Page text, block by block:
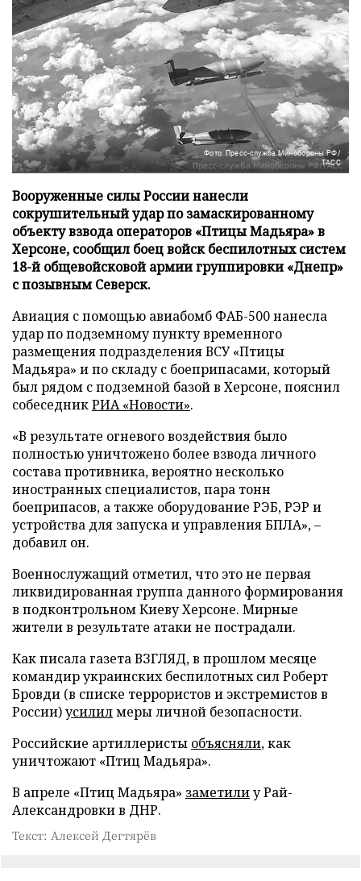
Фото: Пресс-служба Минобороны РФ/
ТАСС
Вооруженные силы России нанесли
сокрушительный удар по замаскированному
объекту взвода операторов «Птицы Мадьяра» в
Херсоне, сообщил боец войск беспилотных систем
18-й общевойсковой армии группировки «Днепр»
с позывным Северск.
Авиация с помощью авиабомб ФАБ-500 нанесла
удар по подземному пункту временного
размещения подразделения ВСУ «Птицы
Мадьяра» и по складу с боеприпасами, который
был рядом с подземной базой в Херсоне, пояснил
собеседникРИА «Новости».
«В результате огневого воздействия было
полностью уничтожено более взвода личного
состава противника, вероятно несколько
иностранных специалистов, пара тонн
боеприпасов, а также оборудование РЭБ, РЭР и
устройства для запуска и управления БПЛА», –
добавил он.
Военнослужащий отметил, что это не первая
ликвидированная группа данного формирования
в подконтрольном Киеву Херсоне. Мирные
жители в результате атаки не пострадали.
Как писала газета ВЗГЛЯД, в прошлом месяце
командир украинских беспилотных сил Роберт
Бровди (в списке террористов и экстремистов в
России)усилилмеры личной безопасности.
Российские артиллеристы объясняли, как
уничтожают «Птиц Мадьяра».
В апреле «Птиц Мадьяра» заметилиу Рай-
Александровки в ДНР.
Текст: Алексей Дегтярёв